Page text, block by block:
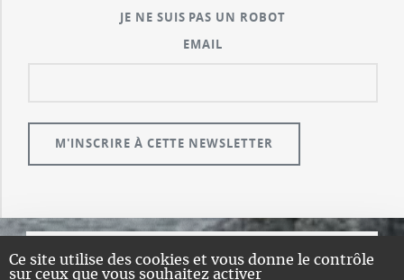
Ce site utilise des cookies et vous donne le contrôle
sur ceux que vous souhaitez activer
JE NE SUIS PAS UN ROBOT
EMAIL
© GUALENI.COM